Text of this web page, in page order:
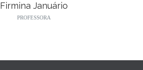
Firmina Januário
PROFESSORA